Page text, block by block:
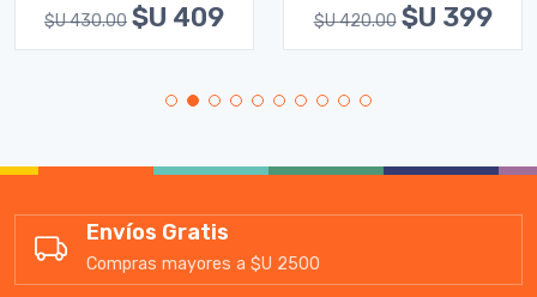
$U 430.00 $U 409 $U 420.00 $U 399
Envíos Gratis
Compras mayores a $U 2500